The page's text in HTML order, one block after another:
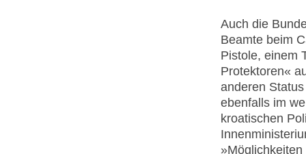
Auch die
Beamte beim
Pistole, einem
Protektoren«
anderen
ebenfalls im
kroatischen